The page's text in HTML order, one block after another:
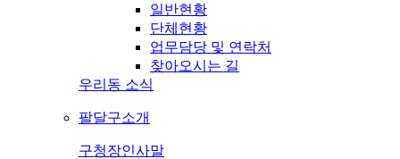
일반현황
단체현황
업무담당 및 연락처
찾아오시는 길
우리동 소식
팔달구소개
구청장인사말